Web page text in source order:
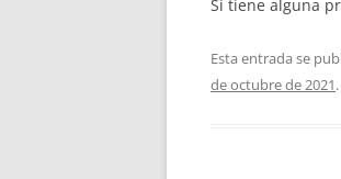
Si tiene alguna
Esta entrada se
de octubre de 2021.